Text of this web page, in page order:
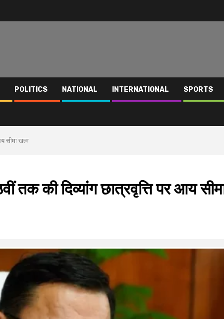
POLITICS NATIONAL INTERNATIONAL SPORTS
सीमा खत्म
तक की दिव्यांग छात्रवृत्ति पर आय